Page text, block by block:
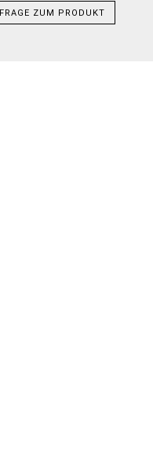
FRAGE ZUM PRODUKT